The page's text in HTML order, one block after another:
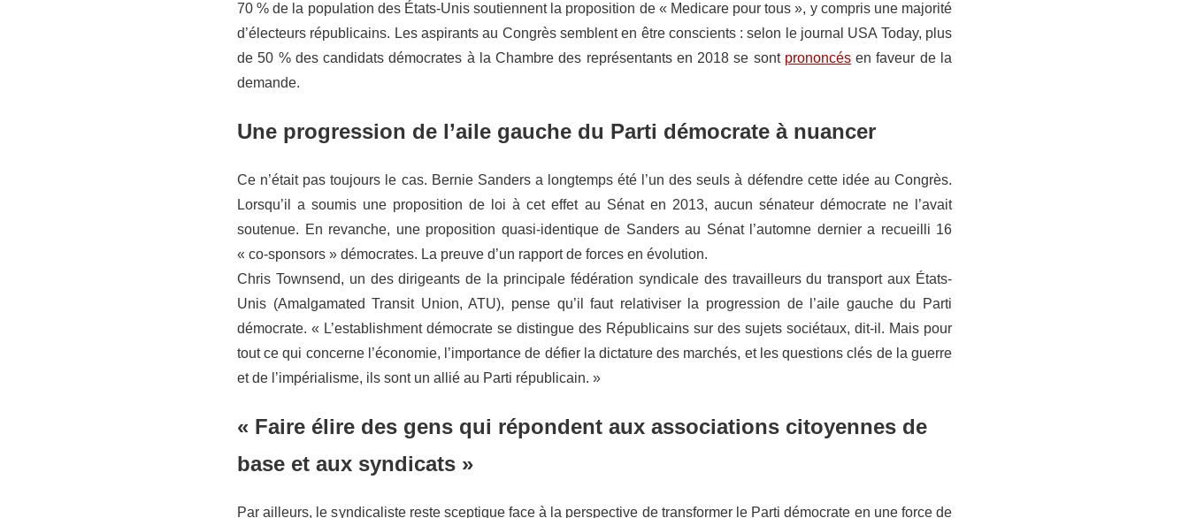
70 % de la population des États-Unis soutiennent la proposition de « Medicare pour tous », y compris une majorité
d’électeurs républicains. Les aspirants au Congrès semblent en être conscients : selon le journal USA Today, plus
de 50 % des candidats démocrates à la Chambre des représentants en 2018 se sont prononcésen faveur de la
demande.
Une progression de l’aile gauche du Parti démocrate à nuancer
Ce n’était pas toujours le cas. Bernie Sanders a longtemps été l’un des seuls à défendre cette idée au Congrès.
Lorsqu’il a soumis une proposition de loi à cet effet au Sénat en 2013, aucun sénateur démocrate ne l’avait
soutenue. En revanche, une proposition quasi-identique de Sanders au Sénat l’automne dernier a recueilli 16
« co-sponsors » démocrates. La preuve d’un rapport de forces en évolution.
Chris Townsend, un des dirigeants de la principale fédération syndicale des travailleurs du transport aux États-
Unis (Amalgamated Transit Union, ATU), pense qu’il faut relativiser la progression de l’aile gauche du Parti
démocrate. « L’establishment démocrate se distingue des Républicains sur des sujets sociétaux, dit-il. Mais pour
tout ce qui concerne l’économie, l’importance de défier la dictature des marchés, et les questions clés de la guerre
et de l’impérialisme, ils sont un allié au Parti républicain. »
« Faire élire des gens qui répondent aux associations citoyennes de
base et aux syndicats »
Par ailleurs, le syndicaliste reste sceptique face à la perspective de transformer le Parti démocrate en une force de